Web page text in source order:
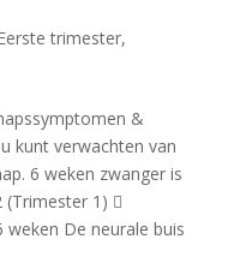
trimester,
&
kunt verwachten van
6 weken zwanger is
(Trimester 1) 
weken De neurale buis